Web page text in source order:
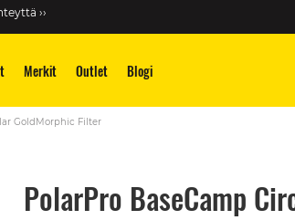
››
Merkit Outlet Blogi
GoldMorphic Filter
PolarPro BaseCamp